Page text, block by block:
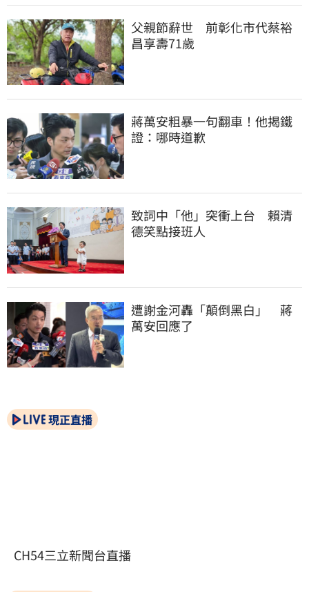
父親節辭世　前彰化市代蔡裕
昌享壽71歲
蔣萬安粗暴一句翻車！他揭鐵
證：哪時道歉
致詞中「他」突衝上台　賴清
德笑點接班人
遭謝金河轟「顛倒黑白」　蔣
萬安回應了
現正直播
CH54三立新聞台直播